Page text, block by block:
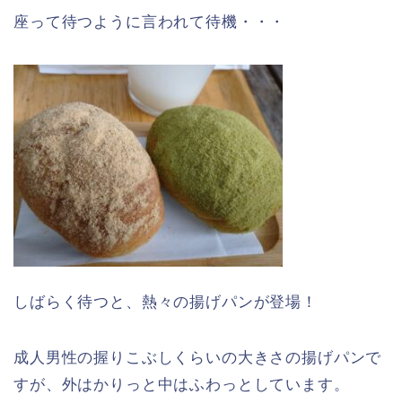
座って待つように言われて待機・・・
しばらく待つと、熱々の揚げパンが登場！
成人男性の握りこぶしくらいの大きさの揚げパンで
すが、外はかりっと中はふわっとしています。